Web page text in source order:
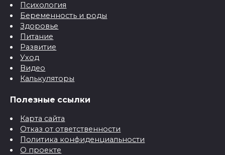
Психология
Беременность и роды
Здоровье
Питание
Развитие
Уход
Видео
Калькуляторы
Полезные ссылки
Карта сайта
Отказ от ответственности
Политика конфиденциальности
О проекте